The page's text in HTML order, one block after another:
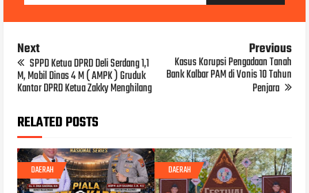
Next
SPPD Ketua DPRD Deli Serdang 1,1
M, Mobil Dinas 4 M ( AMPK ) Gruduk
Kantor DPRD Ketua Zakky Menghilang
Previous
Kasus Korupsi Pengadaan Tanah
Bank Kalbar PAM di Vonis 10 Tahun
Penjara
RELATED POSTS
DAERAH DAERAH